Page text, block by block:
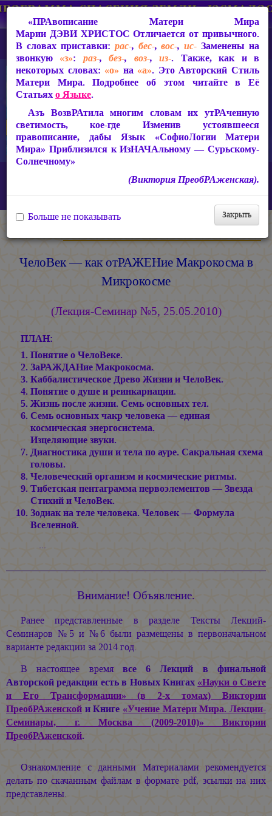
Наука о Свете и Его Трансформации Матери Мира
ЧелоВек — как отРАЖЕНие Макрокосма в Микрокосме
Мария ДЭВИ ХРИСТОС
ЧелоВек — как отРАЖЕНие Макрокосма в
Микрокосме
(Лекция-Семинар №5, 25.05.2010)
ПЛАН:
Понятие о ЧелоВеке.
ЗаРАЖДАНие Макрокосма.
Каббалистическое Древо Жизни и ЧелоВек.
Понятие о душе и реинкарнации.
Жизнь после жизни. Семь основных тел.
Семь основных чакр человека — единая
космическая энергосистема.
Изцеляющие звуки.
Диагностика души и тела по ауре. Сакральная схема
головы.
Человеческий организм и космические ритмы.
Тибетская пентаграмма первоэлементов — Звезда
Стихий и ЧелоВек.
Зодиак на теле человека. Человек — Формула
Вселенной.
...
Внимание! Объявление.
Ранее представленные в разделе Тексты Лекций-
Семинаров №5 и №6 были размещены в первоначальном
варианте редакции за 2014 год.
В настоящее время все 6 Лекций в финальной
Авторской редакции есть в Новых Книгах «Науки о Свете
и Его Трансформации» (в 2-х томах) Виктории
ПреобРАженской и Книге «Учение Матери Мира. Лекции-
Семинары, г. Москва (2009-2010)» Виктории
ПреобРАженской.
Ознакомление с данными Материалами рекомендуется
делать по скачанным файлам в формате pdf, зсылки на них
представлены.
«ПРАвописание Матери Мира
Марии ДЭВИ ХРИСТОС Отличается от привычного.
В словах приставки: рас-, бес-,вос-,ис- Заменены на
звонкую «з»: раз-,без-, воз-,из-. Также, как и в
некоторых словах: «о» на «а». Это Авторский Стиль
Матери Мира. Подробнее об этом читайте в Её
Статьяхо Языке.
Азъ ВозвРАтила многим словам их утРАченную
светимость, кое-где Изменив устоявшееся
правописание, дабы Язык «СофиоЛогии Матери
Мира» Приблизился к ИзНАЧАльному — Сурьскому-
Солнечному»
(Виктория ПреобРАженская).
Закрыть
Больше не показывать